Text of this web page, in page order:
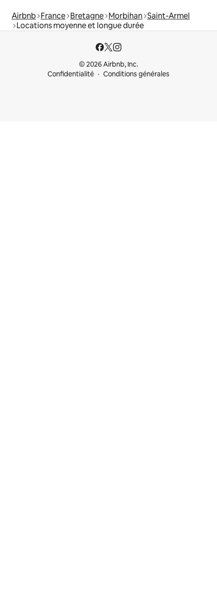
Airbnb France Bretagne Morbihan Saint-Armel
Locations moyenne et longue durée
© 2026 Airbnb, Inc.
Confidentialité
Conditions générales